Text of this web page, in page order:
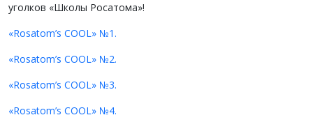
уголков «Школы Росатома»!
«Rosatom’s COOL» №1.
«Rosatom’s COOL» №2.
«Rosatom’s COOL» №3.
«Rosatom’s COOL» №4.